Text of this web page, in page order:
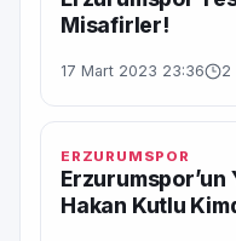
Misafirler!
17 Mart 2023 23:36 2
ERZURUMSPOR
Hakan Kutlu